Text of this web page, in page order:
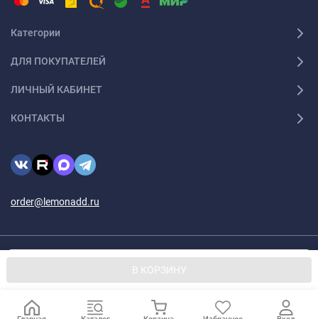
В КОРЗИНУ
Категории
ДЛЯ ПОКУПАТЕЛЕЙ
ЛИЧНЫЙ КАБИНЕТ
КОНТАКТЫ
order@lemonadd.ru